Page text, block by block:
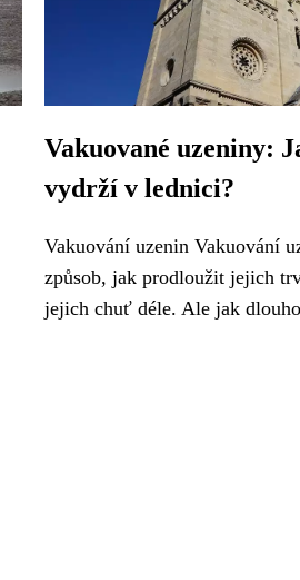
Vakuované uzeniny:
vydrží v lednici?
Vakuování uzenin Vakuování
způsob, jak prodloužit jejich
jejich chuť déle. Ale jak